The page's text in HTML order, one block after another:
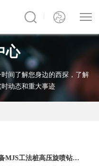
心
间了解您身边的西探，了解
动态和重大事迹
MJS工法桩高压旋喷钻机/